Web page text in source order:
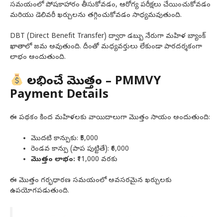
సమయంలో పోషకాహారం తీసుకోవడం, ఆరోగ్య పరీక్షలు చేయించుకోవడం
మరియు డెలివరీ ఖర్చులను తగ్గించుకోవడం సాధ్యమవుతుంది.
DBT (Direct Benefit Transfer) ద్వారా డబ్బు నేరుగా మహిళ బ్యాంక్
ఖాతాలో జమ అవుతుంది. దీంతో మధ్యవర్తులు లేకుండా పారదర్శకంగా
లాభం అందుతుంది.
లభించే మొత్తం – PMMVY
Payment Details
ఈ పథకం కింద మహిళలకు వాయిదాలుగా మొత్తం సాయం అందుతుంది:
మొదటి కాన్పుకు: ₹5,000
రెండవ కాన్పు (పాప పుట్టితే): ₹6,000
మొత్తం లాభం: ₹11,000 వరకు
ఈ మొత్తం గర్భధారణ సమయంలో అవసరమైన ఖర్చులకు
ఉపయోగపడుతుంది.